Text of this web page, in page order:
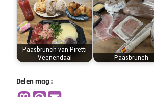
Paasbrunch van Piretti
Veenendaal
Paasbrunch
Delen mag :